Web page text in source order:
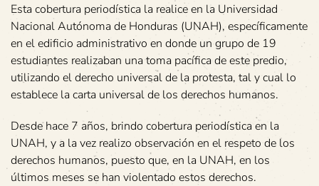
Esta cobertura periodística la realice en la Universidad
Nacional Autónoma de Honduras (UNAH), específicamente
en el edificio administrativo en donde un grupo de 19
estudiantes realizaban una toma pacífica de este predio,
utilizando el derecho universal de la protesta, tal y cual lo
establece la carta universal de los derechos humanos.
Desde hace 7 años, brindo cobertura periodística en la
UNAH, y a la vez realizo observación en el respeto de los
derechos humanos, puesto que, en la UNAH, en los
últimos meses se han violentado estos derechos.